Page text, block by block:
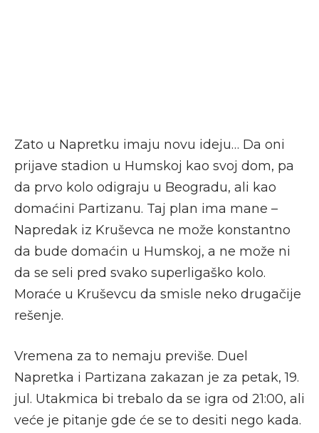
Zato u Napretku imaju novu ideju… Da oni
prijave stadion u Humskoj kao svoj dom, pa
da prvo kolo odigraju u Beogradu, ali kao
domaćini Partizanu. Taj plan ima mane –
Napredak iz Kruševca ne može konstantno
da bude domaćin u Humskoj, a ne može ni
da se seli pred svako superligaško kolo.
Moraće u Kruševcu da smisle neko drugačije
rešenje.
Vremena za to nemaju previše. Duel
Napretka i Partizana zakazan je za petak, 19.
jul. Utakmica bi trebalo da se igra od 21:00, ali
veće je pitanje gde će se to desiti nego kada.